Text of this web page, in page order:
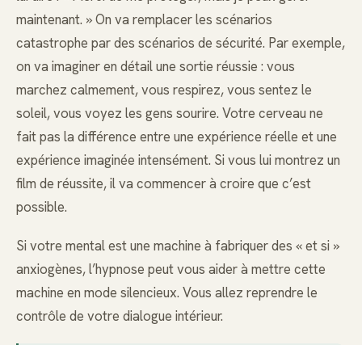
maintenant. » On va remplacer les scénarios
catastrophe par des scénarios de sécurité. Par exemple,
on va imaginer en détail une sortie réussie : vous
marchez calmement, vous respirez, vous sentez le
soleil, vous voyez les gens sourire. Votre cerveau ne
fait pas la différence entre une expérience réelle et une
expérience imaginée intensément. Si vous lui montrez un
film de réussite, il va commencer à croire que c’est
possible.
Si votre mental est une machine à fabriquer des « et si »
anxiogènes, l’hypnose peut vous aider à mettre cette
machine en mode silencieux. Vous allez reprendre le
contrôle de votre dialogue intérieur.